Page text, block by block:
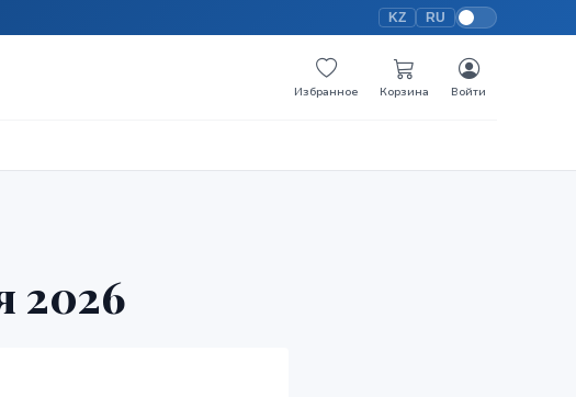
KZ RU
Избранное Корзина Войти
2026